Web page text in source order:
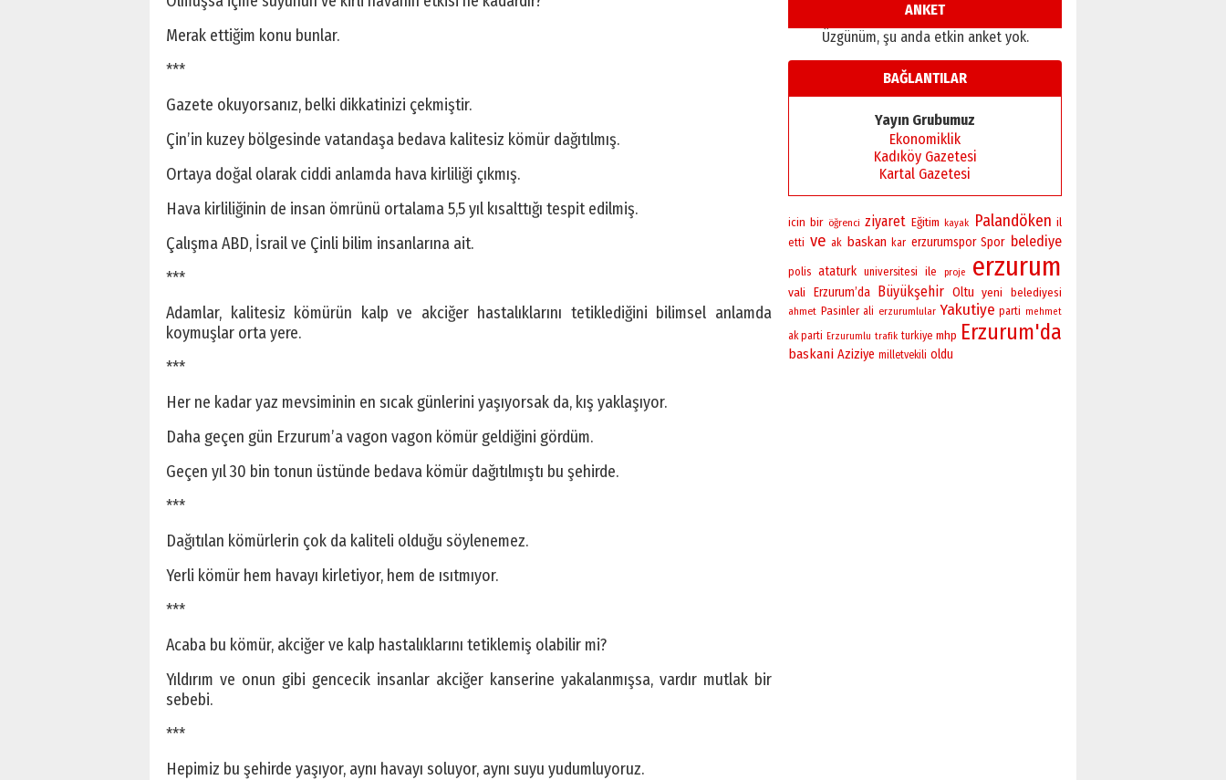
Merak ettiğim konu bunlar.
***
Gazete okuyorsanız, belki dikkatinizi çekmiştir.
Çin’in kuzey bölgesinde vatandaşa bedava kalitesiz kömür dağıtılmış.
Ortaya doğal olarak ciddi anlamda hava kirliliği çıkmış.
Hava kirliliğinin de insan ömrünü ortalama 5,5 yıl kısalttığı tespit edilmiş.
Çalışma ABD, İsrail ve Çinli bilim insanlarına ait.
***
Adamlar, kalitesiz kömürün kalp ve akciğer hastalıklarını tetiklediğini bilimsel anlamda
koymuşlar orta yere.
***
Her ne kadar yaz mevsiminin en sıcak günlerini yaşıyorsak da, kış yaklaşıyor.
Daha geçen gün Erzurum’a vagon vagon kömür geldiğini gördüm.
Geçen yıl 30 bin tonun üstünde bedava kömür dağıtılmıştı bu şehirde.
***
Dağıtılan kömürlerin çok da kaliteli olduğu söylenemez.
Yerli kömür hem havayı kirletiyor, hem de ısıtmıyor.
***
Acaba bu kömür, akciğer ve kalp hastalıklarını tetiklemiş olabilir mi?
Yıldırım ve onun gibi gencecik insanlar akciğer kanserine yakalanmışsa, vardır mutlak bir
sebebi.
***
Hepimiz bu şehirde yaşıyor, aynı havayı soluyor, aynı suyu yudumluyoruz.
Ardında bıraktığı hatıralarıyla
13 Mayıs 2026 Çarşamba
Esat BİNDESEN
Başkan Sekmen’den Erzurum’a
bir vizyon proje daha!
02 Ağustos 2026 Pazar
ANKET
Üzgünüm, şu anda etkin anket yok.
BAĞLANTILAR
Yayın Grubumuz
Ekonomiklik
Kadıköy Gazetesi
Kartal Gazetesi
icin bir öğrenci ziyaret Eğitim kayak Palandöken il
etti ve ak baskan kar erzurumspor Spor belediye
polis ataturk universitesi ile proje erzurum
vali Erzurum’da Büyükşehir Oltu yeni belediyesi
ahmet Pasinler ali erzurumlular Yakutiye parti mehmet
ak parti Erzurumlu trafik turkiye mhp Erzurum'da
baskani Aziziye milletvekili oldu